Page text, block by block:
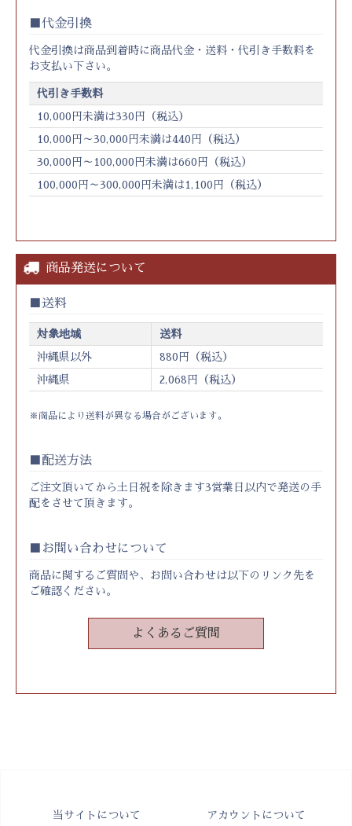
代金引換
代金引換は商品到着時に商品代金・送料・代引き手数料を
お支払い下さい。
代引き手数料
10,000円未満は330円（税込）
10,000円～30,000円未満は440円（税込）
30,000円～100,000円未満は660円（税込）
100,000円～300,000円未満は1,100円（税込）
商品発送について
送料
対象地域 送料
沖縄県以外 880円（税込）
沖縄県 2,068円（税込）
※商品により送料が異なる場合がございます。
配送方法
ご注文頂いてから土日祝を除きます3営業日以内で発送の手
配をさせて頂きます。
お問い合わせについて
商品に関するご質問や、お問い合わせは以下のリンク先を
ご確認ください。
よくあるご質問
当サイトについて アカウントについて